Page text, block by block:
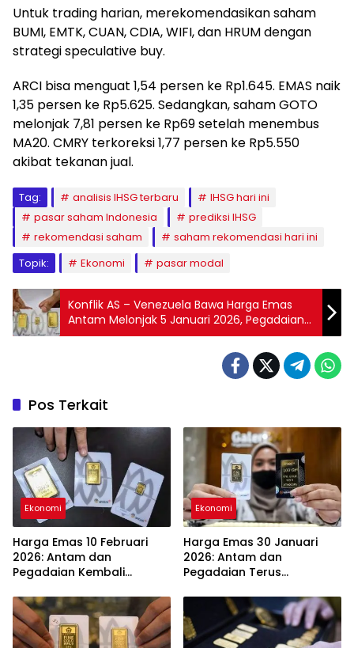
Untuk trading harian, merekomendasikan saham
BUMI, EMTK, CUAN, CDIA, WIFI, dan HRUM dengan
strategi speculative buy.
ARCI bisa menguat 1,54 persen ke Rp1.645. EMAS naik
1,35 persen ke Rp5.625. Sedangkan, saham GOTO
melonjak 7,81 persen ke Rp69 setelah menembus
MA20. CMRY terkoreksi 1,77 persen ke Rp5.550
akibat tekanan jual.
Tag: analisis IHSG terbaru
IHSG hari ini
pasar saham Indonesia
prediksi IHSG
rekomendasi saham
saham rekomendasi hari ini
Topik:
Ekonomi pasar modal
Konflik AS – Venezuela Bawa Harga Emas
Antam Melonjak 5 Januari 2026, Pegadaian
Melemah
Pos Terkait
Ekonomi
Harga Emas 10 Februari
2026: Antam dan
Pegadaian Kembali
Ekonomi
Harga Emas 30 Januari
2026: Antam dan
Pegadaian Terus